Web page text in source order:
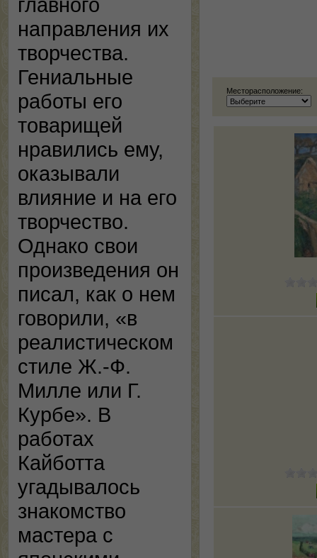
направления их
творчества.
Гениальные
работы его
товарищей
нравились ему,
оказывали
влияние и на его
творчество.
Однако свои
произведения он
писал, как о нем
говорили, «в
реалистическом
стиле Ж.-Ф.
Милле или Г.
Курбе». В
работах
Кайботта
угадывалось
знакомство
мастера с
Месторасположение: